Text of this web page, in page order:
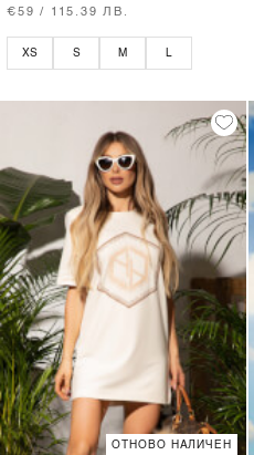
€59 / 115.39 ЛВ.
XS S M L
ОТНОВО НАЛИЧЕН